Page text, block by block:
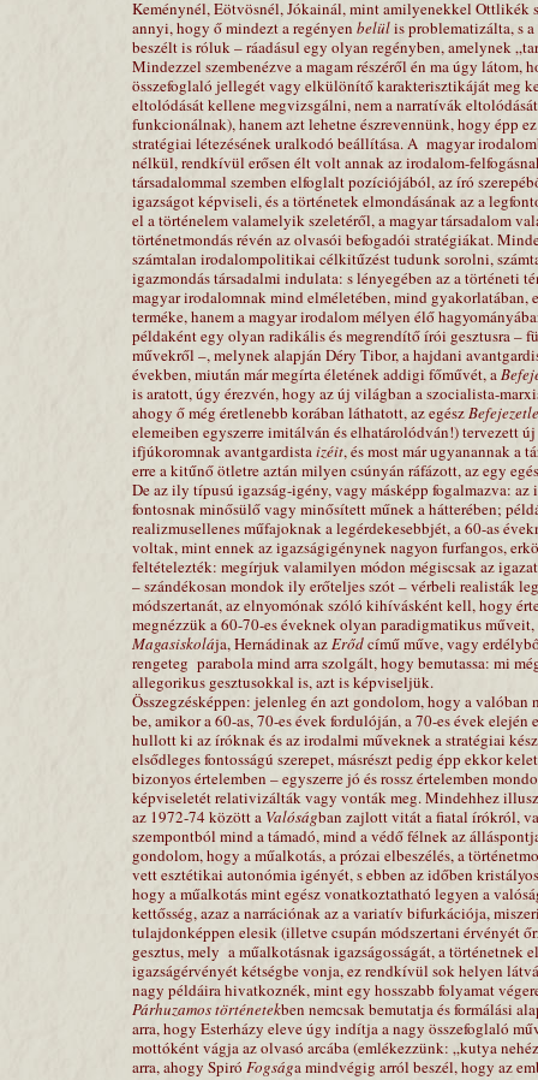
Keménynél, Eötvösnél, Jókainál, mint amilyenekkel Ottlikék
annyi, hogy ő mindezt a regényen belülis problematizálta, s
beszélt is róluk – ráadásul egy olyan regényben, amelynek
Mindezzel szembenézve a magam részéről én ma úgy
összefoglaló jellegét vagy elkülönítő karakterisztikáját meg
eltolódását kellene megvizsgálni, nem a narratívák
funkcionálnak), hanem azt lehetne észrevennünk, hogy épp
stratégiai létezésének uralkodó beállítása. A magyar
nélkül, rendkívül erősen élt volt annak az irodalom-
társadalommal szemben elfoglalt pozíciójából, az író
igazságot képviseli, és a történetek elmondásának az a
el a történelem valamelyik szeletéről, a magyar társadalom
történetmondás révén az olvasói befogadói stratégiákat.
számtalan irodalompolitikai célkitűzést tudunk sorolni,
igazmondás társadalmi indulata: s lényegében az a történeti
magyar irodalomnak mind elméletében, mind
terméke, hanem a magyar irodalom mélyen élő
példaként egy olyan radikális és megrendítő írói gesztusra –
művekről –, melynek alapján Déry Tibor, a hajdani
években, miután már megírta életének addigi főművét, a
is aratott, úgy érezvén, hogy az új világban a szocialista-
ahogy ő még éretlenebb korában láthatott, az egész
elemeiben egyszerre imitálván és elhatárolódván!) tervezett
ifjúkoromnak avantgardistaizéit, és most már ugyanannak a
erre a kitűnő ötletre aztán milyen csúnyán ráfázott, az egy
De az ily típusú igazság-igény, vagy másképp fogalmazva:
fontosnak minősülő vagy minősített műnek a hátterében;
realizmusellenes műfajoknak a legérdekesebbjét, a 60-as
voltak, mint ennek az igazságigénynek nagyon furfangos,
feltételezték: megírjuk valamilyen módon mégiscsak az
– szándékosan mondok ily erőteljes szót – vérbeli realisták
módszertanát, az elnyomónak szóló kihívásként kell, hogy
megnézzük a 60-70-es éveknek olyan paradigmatikus
Magasiskolája, Hernádinak azErődcímű műve, vagy
rengeteg parabola mind arra szolgált, hogy bemutassa: mi
allegorikus gesztusokkal is, azt is képviseljük.
Összegzésképpen: jelenleg én azt gondolom, hogy a
be, amikor a 60-as, 70-es évek fordulóján, a 70-es évek
hullott ki az íróknak és az irodalmi műveknek a stratégiai
elsődleges fontosságú szerepet, másrészt pedig épp ekkor
bizonyos értelemben – egyszerre jó és rossz értelemben
képviseletét relativizálták vagy vonták meg. Mindehhez
az 1972-74 között a Valóságban zajlott vitát a fiatal írókról,
szempontból mind a támadó, mind a védő félnek az
gondolom, hogy a műalkotás, a prózai elbeszélés, a
vett esztétikai autonómia igényét, s ebben az időben
hogy a műalkotás mint egész vonatkoztatható legyen a
kettősség, azaz a narrációnak az a variatív bifurkációja,
tulajdonképpen elesik (illetve csupán módszertani érvényét
gesztus, mely a műalkotásnak igazságosságát, a történetnek
igazságérvényét kétségbe vonja, ez rendkívül sok helyen
nagy példáira hivatkoznék, mint egy hosszabb folyamat
Párhuzamos történetekben nemcsak bemutatja és formálási
arra, hogy Esterházy eleve úgy indítja a nagy összefoglaló
mottóként vágja az olvasó arcába (emlékezzünk: „kutya
arra, ahogy Spiró Fogsága mindvégig arról beszél, hogy az